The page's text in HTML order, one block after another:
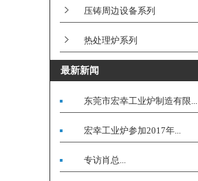
压铸周边设备系列
热处理炉系列
最新新闻
东莞市宏幸工业炉制造有限...
宏幸工业炉参加2017年...
专访肖总...